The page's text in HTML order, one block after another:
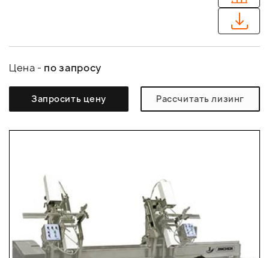
Цена - по запросу
Запросить цену Рассчитать лизинг